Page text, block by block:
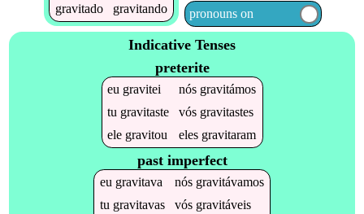
gravitado
gravitando
pronouns on
Indicative Tenses
preterite
eu gravitei nós gravitámos
tu gravitaste vós gravitastes
ele gravitou eles gravitaram
past imperfect
eu gravitava nós gravitávamos
tu gravitavas vós gravitáveis